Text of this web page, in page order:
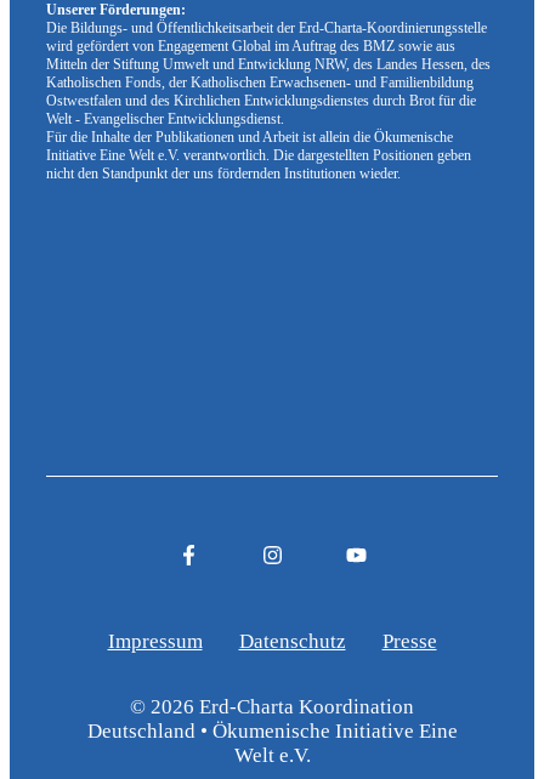
Unserer Förderungen:
Die Bildungs- und Öffentlichkeitsarbeit der Erd-Charta-Koordinierungsstelle
wird gefördert von Engagement Global im Auftrag des BMZ sowie aus
Mitteln der Stiftung Umwelt und Entwicklung NRW, des Landes Hessen, des
Katholischen Fonds, der Katholischen Erwachsenen- und Familienbildung
Ostwestfalen und des Kirchlichen Entwicklungsdienstes durch Brot für die
Welt - Evangelischer Entwicklungsdienst.
Für die Inhalte der Publikationen und Arbeit ist allein die Ökumenische
Initiative Eine Welt e.V. verantwortlich. Die dargestellten Positionen geben
nicht den Standpunkt der uns fördernden Institutionen wieder.
Impressum Datenschutz Presse
© 2026 Erd-Charta Koordination
Deutschland • Ökumenische Initiative Eine
Welt e.V.